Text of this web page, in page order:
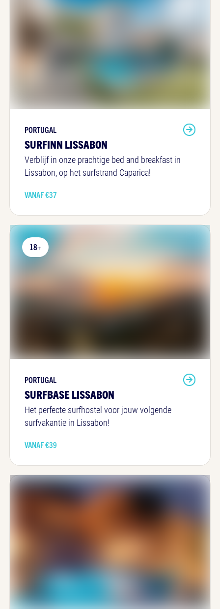
PORTUGAL
SURFINN LISSABON
Verblijf in onze prachtige bed and breakfast in
Lissabon, op het surfstrand Caparica!
VANAF €37
18+
PORTUGAL
SURFBASE LISSABON
Het perfecte surfhostel voor jouw volgende
surfvakantie in Lissabon!
VANAF €39